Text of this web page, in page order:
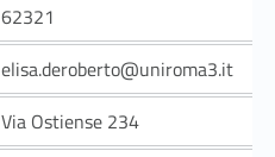
62321
elisa.deroberto@uniroma3.it
Via Ostiense 234